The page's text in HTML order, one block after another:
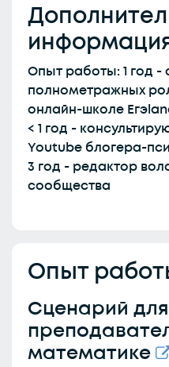
Опыт работы: 1 год -
полнометражных
онлайн-школе
< 1 год -
Youtube блогера-
3 год - редактор
сообщества
Опыт
Сценарий для
математике